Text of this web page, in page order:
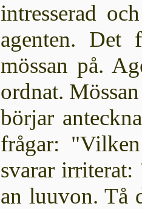
intresserad
agenten.
mössan på.
ordnat.
börjar
frågar:
svarar
an luuvon. Tå